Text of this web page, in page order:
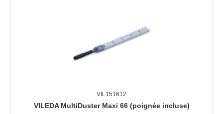
VIL151612
VILEDA MultiDuster Maxi 66 (poignée incluse)